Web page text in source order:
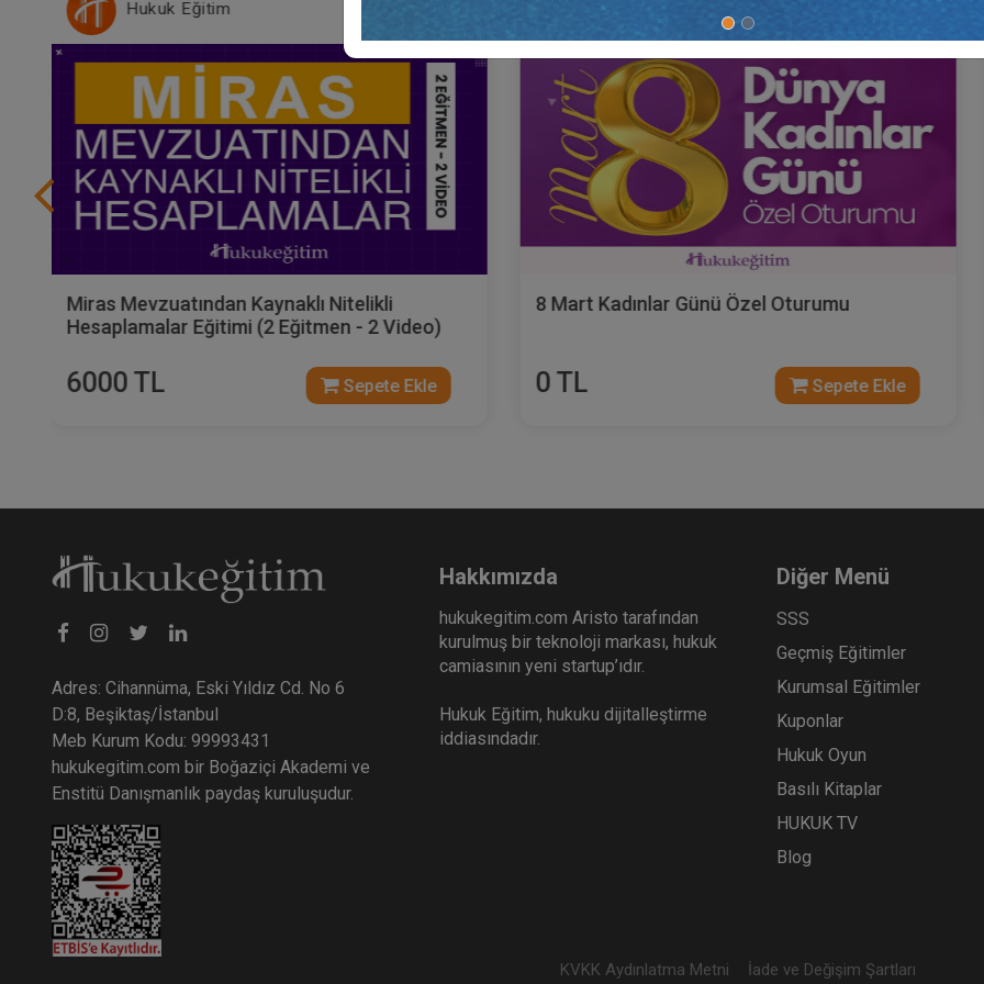
Hukuk Eğitim
Miras Mevzuatından Kaynaklı Nitelikli
Hesaplamalar Eğitimi (2 Eğitmen - 2 Video)
6000 TL Sepete Ekle
Hukuk Eğitim
8 Mart Kadınlar Günü Özel Oturumu
0 TL Sepete Ekle
Adres: Cihannüma, Eski Yıldız Cd. No 6
D:8, Beşiktaş/İstanbul
Meb Kurum Kodu: 99993431
hukukegitim.com bir Boğaziçi Akademi ve
Enstitü Danışmanlık paydaş kuruluşudur.
Hakkımızda
hukukegitim.com Aristo tarafından
kurulmuş bir teknoloji markası, hukuk
camiasının yeni startup’ıdır.
Hukuk Eğitim, hukuku dijitalleştirme
iddiasındadır.
Diğer Menü
SSS
Geçmiş Eğitimler
Kurumsal Eğitimler
Kuponlar
Hukuk Oyun
Basılı Kitaplar
HUKUK TV
Blog
KVKK Aydınlatma Metni İade ve Değişim Şartları